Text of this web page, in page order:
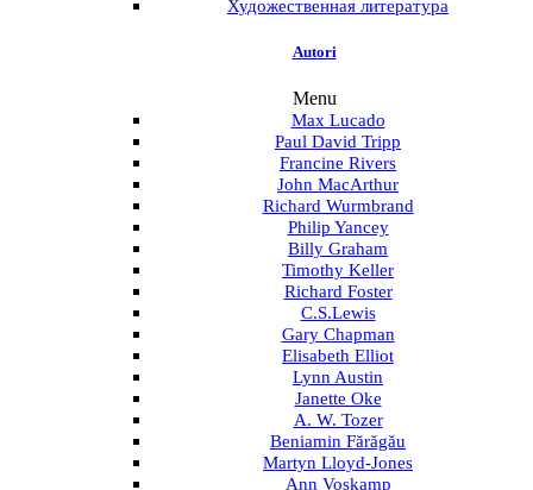
Художественная литература
Autori
Menu
Max Lucado
Paul David Tripp
Francine Rivers
John MacArthur
Richard Wurmbrand
Philip Yancey
Billy Graham
Timothy Keller
Richard Foster
C.S.Lewis
Gary Chapman
Elisabeth Elliot
Lynn Austin
Janette Oke
A. W. Tozer
Beniamin Fărăgău
Martyn Lloyd-Jones
Ann Voskamp